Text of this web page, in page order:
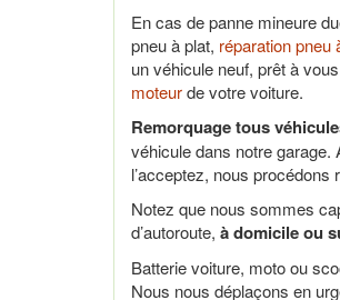
En cas de panne mineure
pneu à plat, réparation pneu
un véhicule neuf, prêt à
moteurde votre voiture.
Remorquage tous
véhicule dans notre
l’acceptez, nous
Notez que nous sommes
d’autoroute, à domicile ou
Batterie voiture, moto ou
Nous nous déplaçons en